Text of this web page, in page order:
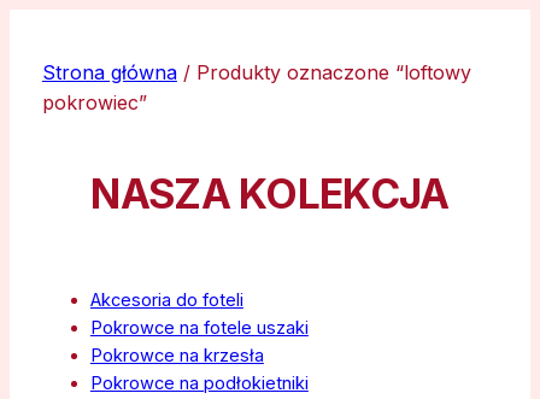
Strona główna/ Produkty oznaczone “loftowy
pokrowiec”
NASZA KOLEKCJA
Akcesoria do foteli
Pokrowce na fotele uszaki
Pokrowce na krzesła
Pokrowce na podłokietniki